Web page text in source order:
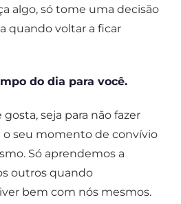
algo, só tome uma decisão
quando voltar a ficar
do dia para você.
gosta, seja para não fazer
o seu momento de convívio
Só aprendemos a
outros quando
bem com nós mesmos.